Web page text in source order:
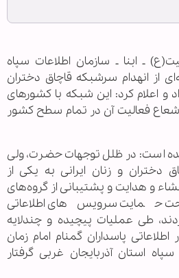
ـ ابنا ـ سازمان اطلاعات سپاه
از انهدام سرشبکه قاچاق دختران
و اعلام کرد: این شبکه با کشور‌های
فعالیت آن در تمام سطح کشور
است: در ظلل توجهات حضرت، ولی
و زنان ایرانی به یکی از
و هدایت و پشتیبانی از گروه‌های
سرویس‌های اطلاعاتی
طی عملیات پیچیده و چندلایه
پاسداران گمنام امام زمان
استان آذربایجان غربی گرفتار